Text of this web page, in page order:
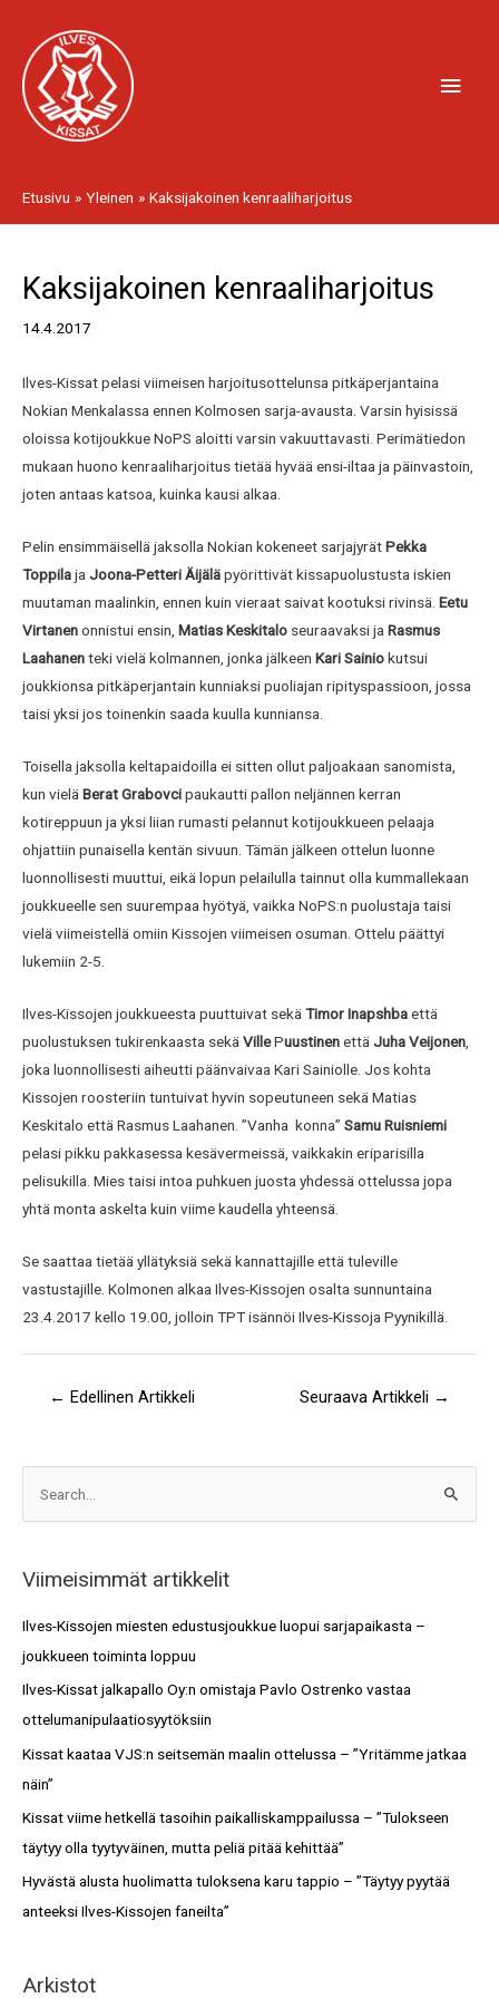
sisältöön
Etusivu Yleinen Kaksijakoinen kenraaliharjoitus
Kaksijakoinen kenraaliharjoitus
14.4.2017
Ilves-Kissat pelasi viimeisen harjoitusottelunsa pitkäperjantaina
Nokian Menkalassa ennen Kolmosen sarja-avausta. Varsin hyisissä
oloissa kotijoukkue NoPS aloitti varsin vakuuttavasti. Perimätiedon
mukaan huono kenraaliharjoitus tietää hyvää ensi-iltaa ja päinvastoin,
joten antaas katsoa, kuinka kausi alkaa.
Pelin ensimmäisellä jaksolla Nokian kokeneet sarjajyrätPekka
ToppilajaJoona-Petteri Äijäläpyörittivät kissapuolustusta iskien
muutaman maalinkin, ennen kuin vieraat saivat kootuksi rivinsä. Eetu
Virtanenonnistui ensin, Matias Keskitalo seuraavaksi jaRasmus
Laahanenteki vielä kolmannen, jonka jälkeen KariSainiokutsui
joukkionsa pitkäperjantain kunniaksi puoliajan ripityspassioon, jossa
taisi yksi jos toinenkin saada kuulla kunniansa.
Toisella jaksolla keltapaidoilla ei sitten ollut paljoakaan sanomista,
kun vielä Berat Grabovcipaukautti pallon neljännen kerran
kotireppuun ja yksi liian rumasti pelannut kotijoukkueen pelaaja
ohjattiin punaisella kentän sivuun. Tämän jälkeen ottelun luonne
luonnollisesti muuttui, eikä lopun pelailulla tainnut olla kummallekaan
joukkueelle sen suurempaa hyötyä, vaikka NoPS:n puolustaja taisi
vielä viimeistellä omiin Kissojen viimeisen osuman. Ottelu päättyi
lukemiin 2-5.
Ilves-Kissojen joukkueesta puuttuivat sekä Timor Inapshbaettä
puolustuksen tukirenkaasta sekä VillePuustinenettä Juha Veijonen
joka luonnollisesti aiheutti päänvaivaa Kari Sainiolle. Jos kohta
Kissojen roosteriin tuntuivat hyvin sopeutuneen sekä Matias
Keskitalo että Rasmus Laahanen. ”Vanha konna” SamuRuisniemi
pelasi pikku pakkasessa kesävermeissä, vaikkakin eriparisilla
pelisukilla. Mies taisi intoa puhkuen juosta yhdessä ottelussa jopa
yhtä monta askelta kuin viime kaudella yhteensä.
Se saattaa tietää yllätyksiä sekä kannattajille että tuleville
vastustajille. Kolmonen alkaa Ilves-Kissojen osalta sunnuntaina
23.4.2017 kello 19.00, jolloin TPT isännöi Ilves-Kissoja Pyynikillä.
selaus
← Edellinen Artikkeli Seuraava Artikkeli →
c
h
Viimeisimmät artikkelit
Ilves-Kissojen miesten edustusjoukkue luopui sarjapaikasta –
joukkueen toiminta loppuu
Ilves-Kissat jalkapallo Oy:n omistaja Pavlo Ostrenko vastaa
ottelumanipulaatiosyytöksiin
Kissat kaataa VJS:n seitsemän maalin ottelussa – ”Yritämme jatkaa
näin”
Kissat viime hetkellä tasoihin paikalliskamppailussa – ”Tulokseen
täytyy olla tyytyväinen, mutta peliä pitää kehittää”
Hyvästä alusta huolimatta tuloksena karu tappio – ”Täytyy pyytää
anteeksi Ilves-Kissojen faneilta”
Arkistot
i
t
o
t